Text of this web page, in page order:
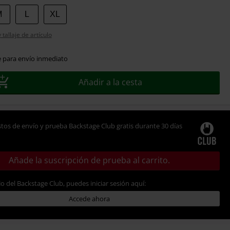
XL
tallaje de artículo
para envío inmediato
Añadir a la cesta
de envío y prueba Backstage Club gratis durante 30 días
Añade la suscripción de prueba al carrito.
del Backstage Club, puedes iniciar sesión aquí:
Accede ahora